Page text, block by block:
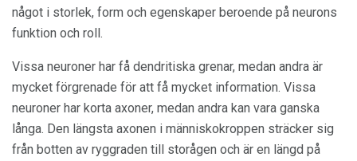
något i storlek, form och egenskaper beroende på neurons
funktion och roll.
Vissa neuroner har få dendritiska grenar, medan andra är
mycket förgrenade för att få mycket information. Vissa
neuroner har korta axoner, medan andra kan vara ganska
långa. Den längsta axonen i människokroppen sträcker sig
från botten av ryggraden till storågen och är en längd på